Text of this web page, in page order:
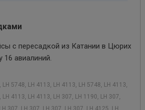
с пересадкой из Катании в Цюрих
авиалиний.
LH 5748, LH 4113, LH 4113, LH 5748, LH 4113,
LH 4113, LH 4113, LH 307, LH 1190, LH 307,
307, LH 307, LH 307, LH 307, LH 4125, LH